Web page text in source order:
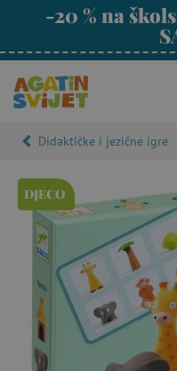
-20 % na
Didaktičke i jezične igre
DJECO